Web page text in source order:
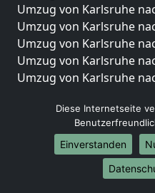
Umzug von Karlsruhe
Umzug von Karlsruhe
Umzug von Karlsruhe
Umzug von Karlsruhe
Umzug von Karlsruhe
Umzug von Karlsruhe
Umzug von Karlsruhe
Umzug von Karlsruhe
Umzug von Karlsruhe
Umzug von Karlsruhe
Diese Internetseite
Einverstanden